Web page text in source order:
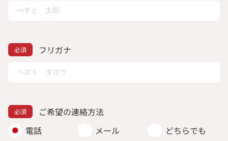
フリガナ
ご希望の連絡方法
電話
メール どちらでも